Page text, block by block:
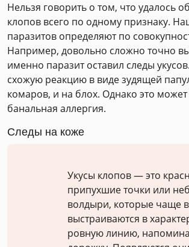
Нельзя говорить о том, что удалось
клопов всего по одному признаку.
паразитов определяют по
Например, довольно сложно точно
именно паразит оставил следы
схожую реакцию в виде зудящей
комаров, и на блох. Однако это
банальная аллергия.
Следы на коже
Укусы клопов — это
припухшие точки или
волдыри, которые чаще
выстраиваются в
ровную линию,